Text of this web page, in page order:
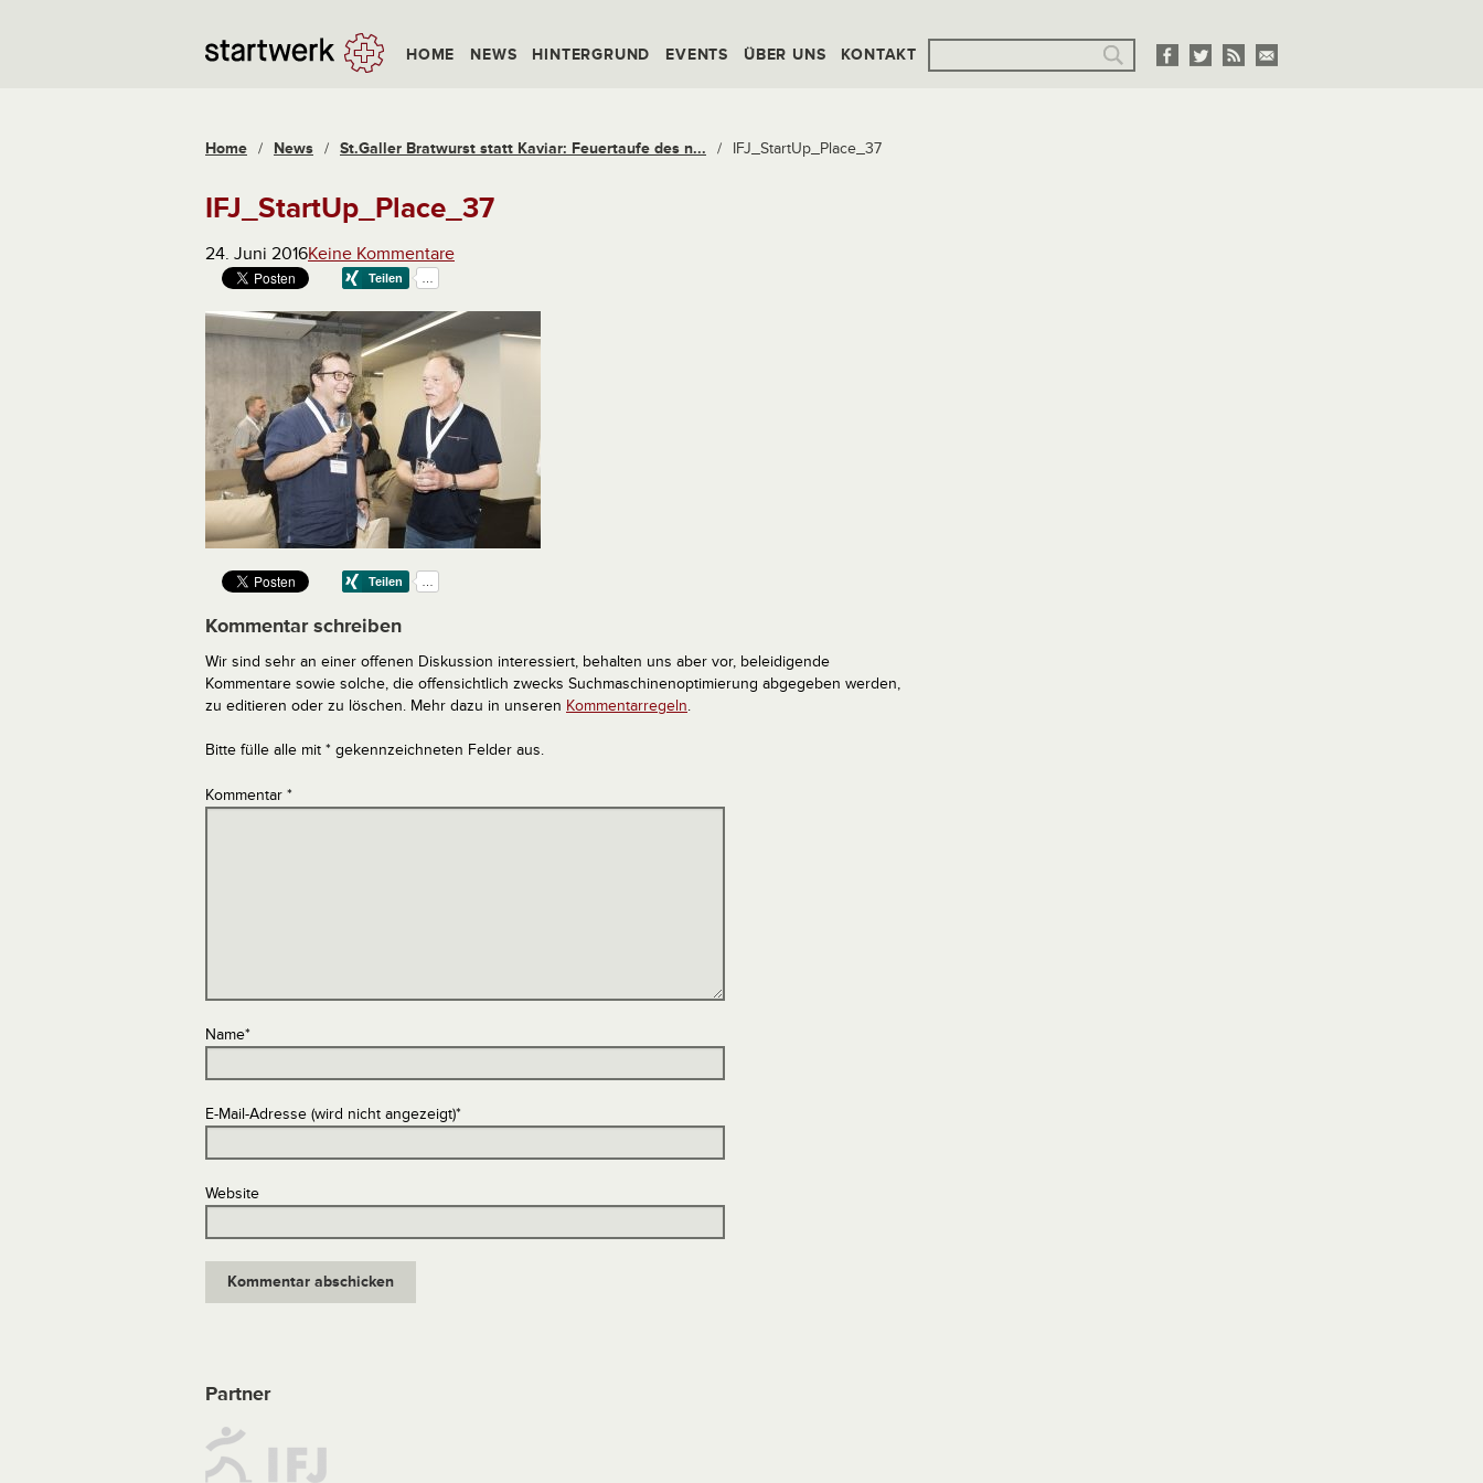
HOME NEWS HINTERGRUND EVENTS ÜBER UNS KONTAKT
Home / News / St.Galler Bratwurst statt Kaviar: Feuertaufe des n... / IFJ_StartUp_Place_37
IFJ_StartUp_Place_37
24. Juni 2016Keine Kommentare
Kommentar schreiben
Wir sind sehr an einer offenen Diskussion interessiert, behalten uns aber vor, beleidigende
Kommentare sowie solche, die offensichtlich zwecks Suchmaschinenoptimierung abgegeben werden,
zu editieren oder zu löschen. Mehr dazu in unseren Kommentarregeln.
Bitte fülle alle mit * gekennzeichneten Felder aus.
Kommentar *
Name*
E-Mail-Adresse (wird nicht angezeigt)*
Website
Partner